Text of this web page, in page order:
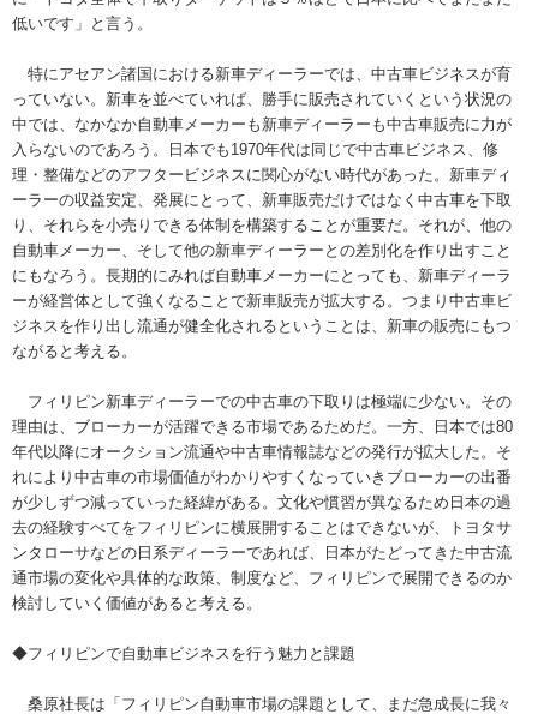
低いです」と言う。
特にアセアン諸国における新車ディーラーでは、中古車ビジネスが育
っていない。新車を並べていれば、勝手に販売されていくという状況の
中では、なかなか自動車メーカーも新車ディーラーも中古車販売に力が
入らないのであろう。日本でも1970年代は同じで中古車ビジネス、修
理・整備などのアフタービジネスに関心がない時代があった。新車ディ
ーラーの収益安定、発展にとって、新車販売だけではなく中古車を下取
り、それらを小売りできる体制を構築することが重要だ。それが、他の
自動車メーカー、そして他の新車ディーラーとの差別化を作り出すこと
にもなろう。長期的にみれば自動車メーカーにとっても、新車ディーラ
ーが経営体として強くなることで新車販売が拡大する。つまり中古車ビ
ジネスを作り出し流通が健全化されるということは、新車の販売にもつ
ながると考える。
フィリピン新車ディーラーでの中古車の下取りは極端に少ない。その
理由は、ブローカーが活躍できる市場であるためだ。一方、日本では80
年代以降にオークション流通や中古車情報誌などの発行が拡大した。そ
れにより中古車の市場価値がわかりやすくなっていきブローカーの出番
が少しずつ減っていった経緯がある。文化や慣習が異なるため日本の過
去の経験すべてをフィリピンに横展開することはできないが、トヨタサ
ンタローサなどの日系ディーラーであれば、日本がたどってきた中古流
通市場の変化や具体的な政策、制度など、フィリピンで展開できるのか
検討していく価値があると考える。
◆フィリピンで自動車ビジネスを行う魅力と課題
桑原社長は「フィリピン自動車市場の課題として、まだ急成長に我々